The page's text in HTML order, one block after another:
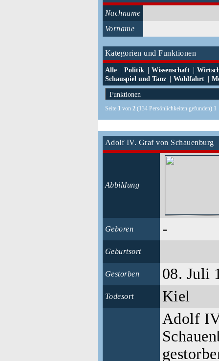
Nachname
Vorname
Kategorien und Funktionen
Alle | Politik | Wissenschaft |
Schauspiel und Tanz | Wohlfahrt |
Seite 1 von 2 (134 Persönlichkeiten gefunden) 1
Adolf IV. Graf von Schauenburg
Abbildung
Geboren -
Geburtsort
Gestorben 08. Juli
Todesort Kiel
Adolf